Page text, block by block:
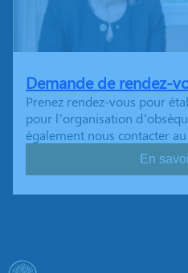
Demande de rendez-
Prenez rendez-vous pour
pour l’organisation
également nous contacter
En